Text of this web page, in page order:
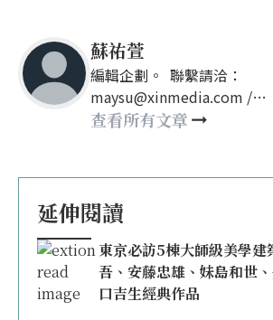
蘇祐萱
編輯企劃。 聯繫請洽：
maysu@xinmedia.com /
may860527@gmail.com
查看所有文章
延伸閱讀
東京必訪5棟大師級美學建
吾、安藤忠雄、妹島和世
口吉生經典作品